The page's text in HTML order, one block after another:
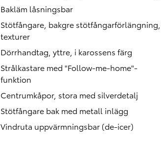
Bakläm låsningsbar
Stötfångare, bakgre stötfångarförlängning,
texturer
Dörrhandtag, yttre, i karossens färg
Strålkastare med "Follow-me-home"-
funktion
Centrumkåpor, stora med silverdetalj
Stötfångare bak med metall inlägg
Vindruta uppvärmningsbar (de-icer)